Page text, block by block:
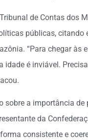
de Contas dos
públicas,
“Para chegar às
idade é inviável.
sobre a importância
da
consistente e